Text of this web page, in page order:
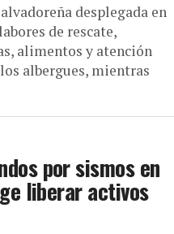
desplegada en
de rescate,
alimentos y atención
albergues, mientras
por sismos en
liberar activos